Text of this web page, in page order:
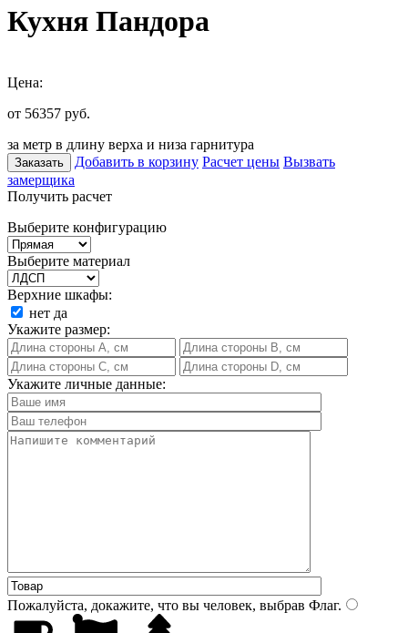
Кухня Пандора
Цена:
от 56357 руб.
за метр в длину верха и низа гарнитура
Заказать Добавить в корзину Расчет цены Вызвать
замерщика
Получить расчет
Выберите конфигурацию
Выберите материал
Верхние шкафы:
нет да
Укажите размер:
Укажите личные данные:
Пожалуйста, докажите, что вы человек, выбрав Флаг.